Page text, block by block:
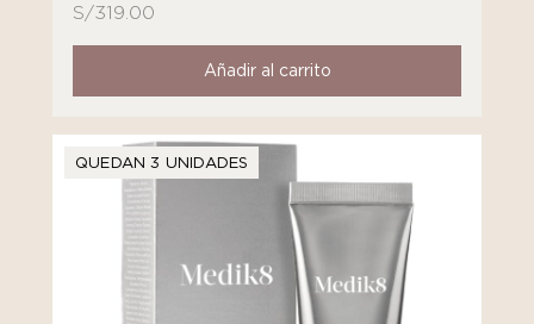
S/319.00
Añadir al carrito
QUEDAN 3 UNIDADES